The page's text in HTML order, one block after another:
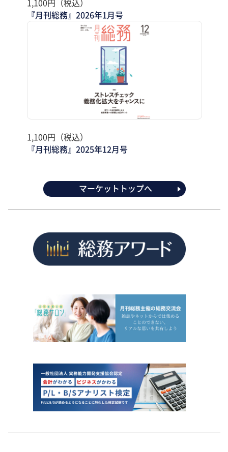
1,100円（税込）
『月刊総務』2026年1月号
1,100円（税込）
『月刊総務』2025年12月号
マーケットトップへ